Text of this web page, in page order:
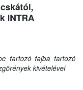
INTRA
tartozó fajba tartozó
kivételével